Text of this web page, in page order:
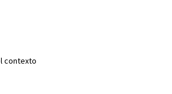
contexto